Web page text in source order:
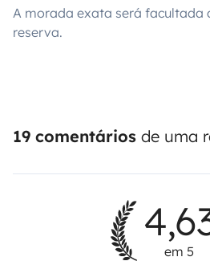
A morada exata será facultada
reserva.
19 comentários de uma
em 5